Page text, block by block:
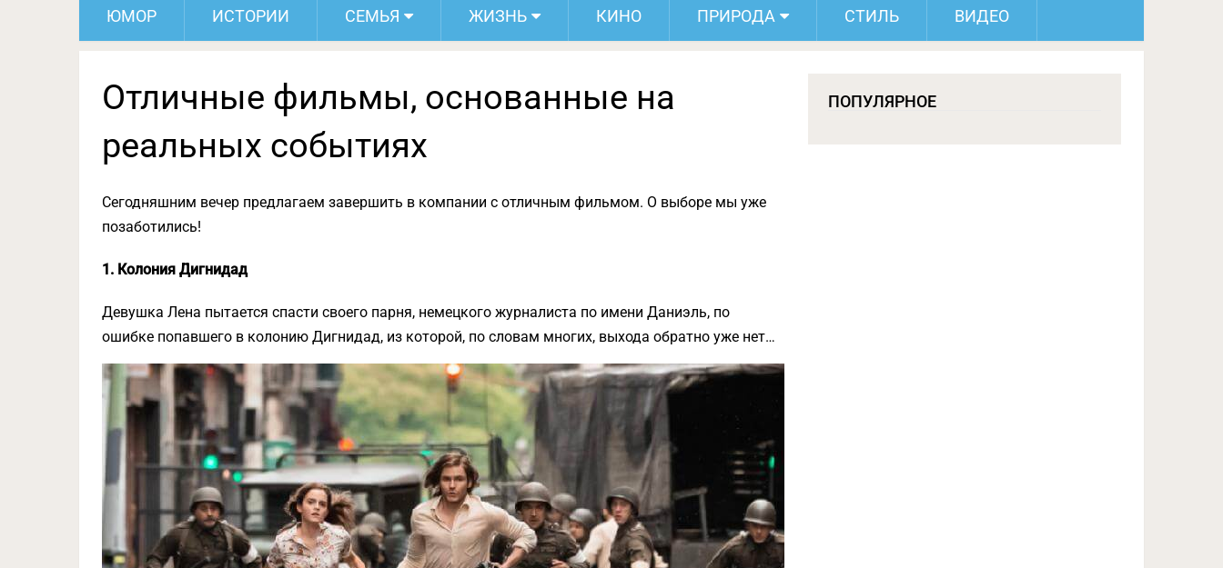
ЮМОР ИСТОРИИ СЕМЬЯ ЖИЗНЬ КИНО ПРИРОДА СТИЛЬ ВИДЕО
Отличные фильмы, основанные на
реальных событиях
Сегодняшним вечер предлагаем завершить в компании с отличным фильмом. О выборе мы уже
позаботились!
1. Колония Дигнидад
Девушка Лена пытается спасти своего парня, немецкого журналиста по имени Даниэль, по
ошибке попавшего в колонию Дигнидад, из которой, по словам многих, выхода обратно уже нет…
ПОПУЛЯРНОЕ